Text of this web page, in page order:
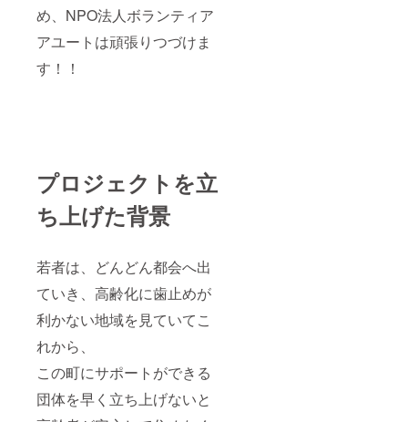
め、NPO法人ボランティア
アユートは頑張りつづけま
す！！
プロジェクトを立
ち上げた背景
若者は、どんどん都会へ出
ていき、高齢化に歯止めが
利かない地域を見ていてこ
れから、
この町にサポートができる
団体を早く立ち上げないと